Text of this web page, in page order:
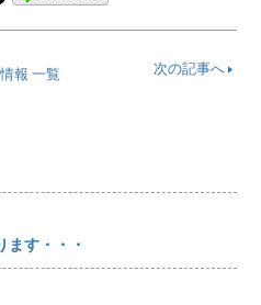
次の記事へ
報 一覧
ます・・・